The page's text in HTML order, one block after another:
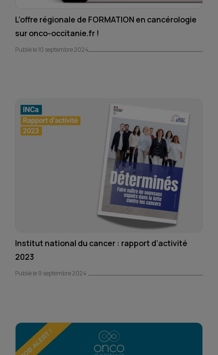
L’offre régionale de FORMATION en cancérologie
sur onco-occitanie.fr !
Publié le 10 septembre 2024
Institut national du cancer : rapport d’activité
2023
Publié le 9 septembre 2024